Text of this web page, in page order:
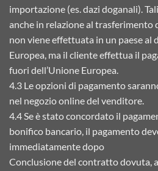
importazione (es. dazi doganali).
anche in relazione al trasferimento
non viene effettuata in un paese al
Europea, ma il cliente effettua il
fuori dell’Unione Europea.
4.3 Le opzioni di pagamento
nel negozio online del venditore.
4.4 Se è stato concordato il
bonifico bancario, il pagamento
immediatamente dopo
Conclusione del contratto dovuta,